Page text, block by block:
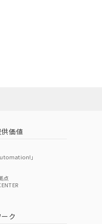
価値
」
点
ク